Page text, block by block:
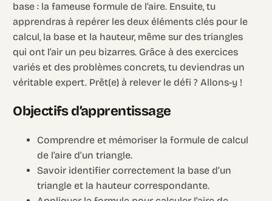
base : la fameuse formule de l’aire. Ensuite, tu
apprendras à repérer les deux éléments clés pour le
calcul, la base et la hauteur, même sur des triangles
qui ont l’air un peu bizarres. Grâce à des exercices
variés et des problèmes concrets, tu deviendras un
véritable expert. Prêt(e) à relever le défi ? Allons-y !
Objectifs d’apprentissage
Comprendre et mémoriser la formule de calcul
de l’aire d’un triangle.
Savoir identifier correctement la base d’un
triangle et la hauteur correspondante.